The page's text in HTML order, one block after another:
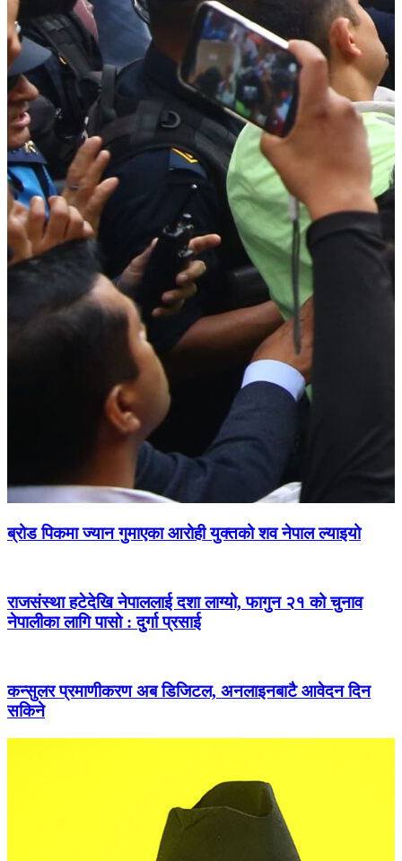
ब्रोड पिकमा ज्यान गुमाएका आरोही युक्तको शव नेपाल ल्याइयो
राजसंस्था हटेदेखि नेपाललाई दशा लाग्यो, फागुन २१ को चुनाव
नेपालीका लागि पासो : दुर्गा प्रसाई
कन्सुलर प्रमाणीकरण अब डिजिटल, अनलाइनबाटै आवेदन दिन
सकिने